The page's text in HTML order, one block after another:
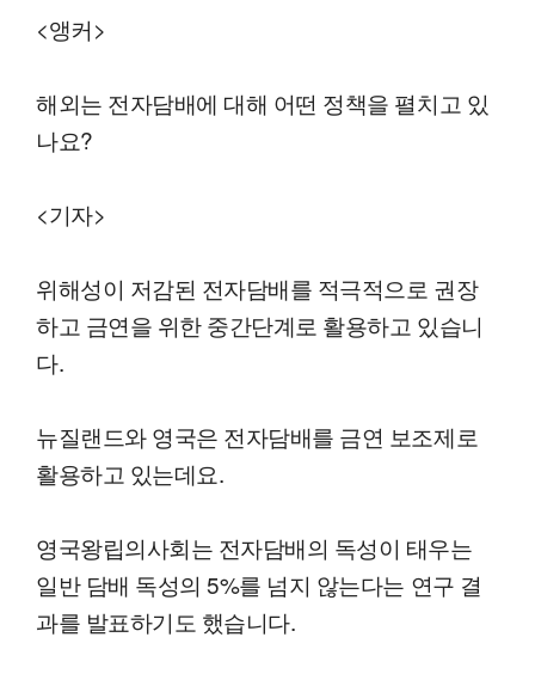
<앵커>
해외는 전자담배에 대해 어떤 정책을 펼치고 있
나요?
<기자>
위해성이 저감된 전자담배를 적극적으로 권장
하고 금연을 위한 중간단계로 활용하고 있습니
다.
뉴질랜드와 영국은 전자담배를 금연 보조제로
활용하고 있는데요.
영국왕립의사회는 전자담배의 독성이 태우는
일반 담배 독성의 5%를 넘지 않는다는 연구 결
과를 발표하기도 했습니다.